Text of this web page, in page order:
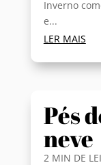
Inverno
e...
LER MAIS
Pés
neve
2 MIN DE